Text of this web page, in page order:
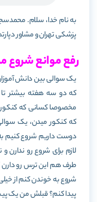
به نام خدا، سلام.
پزشکی تهران و مشاور
رفع موانع شروع
یک سوالی بین دانش
که دو سه هفته بیشتر
که کنکور میدن، یک
دوست داریم شروع کنیم
لازم برای شروع رو ندارن
طرف هم این ترس رو دارن
شروع به خوندن کنم از
پیدا کنم؟ قبلش من یک